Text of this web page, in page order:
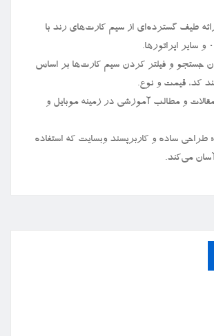
طیف گسترده‌ای از سیم کارت‌های رند با
جستجو و فیلتر کردن سیم کارت‌ها بر اساس
کد، قیمت و نوع.
مقالات و مطالب آموزشی در زمینه موبایل و
طراحی ساده و کاربرپسند وبسایت که استفاده
می‌کند.